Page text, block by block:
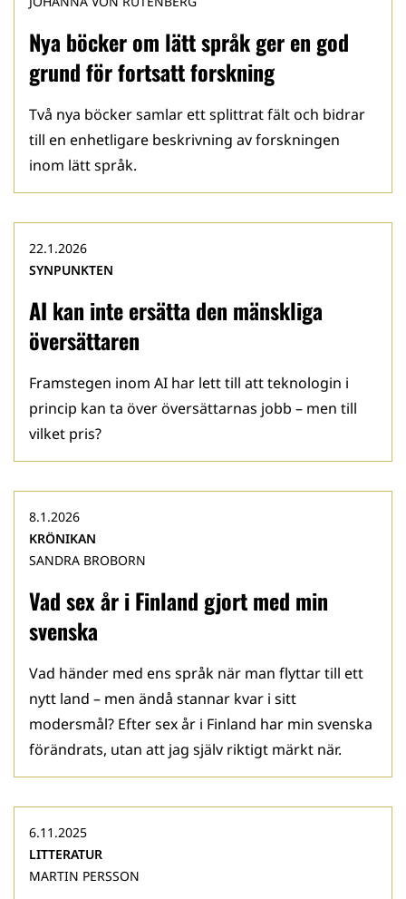
Nya böcker om lätt språk ger en god
grund för fortsatt forskning
Två nya böcker samlar ett splittrat fält och bidrar
till en enhetligare beskrivning av forskningen
inom lätt språk.
AI kan inte ersätta den mänskliga
översättaren
22.1.2026
SYNPUNKTEN
Framstegen inom AI har lett till att teknologin i
princip kan ta över översättarnas jobb – men till
vilket pris?
Vad sex år i Finland gjort med min
svenska
8.1.2026
KRÖNIKAN
SANDRA BROBORN
Vad händer med ens språk när man flyttar till ett
nytt land – men ändå stannar kvar i sitt
modersmål? Efter sex år i Finland har min svenska
förändrats, utan att jag själv riktigt märkt när.
6.11.2025
LITTERATUR
MARTIN PERSSON